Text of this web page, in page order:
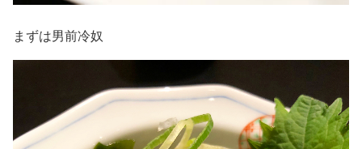
まずは男前冷奴